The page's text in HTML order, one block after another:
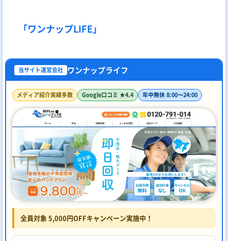
「ワンナップLIFE」
当サイト運営会社 ワンナップライフ
メディア紹介実績多数 Google口コミ ★4.4 年中無休 8:00〜24:00
全員対象 5,000円OFFキャンペーン実施中！